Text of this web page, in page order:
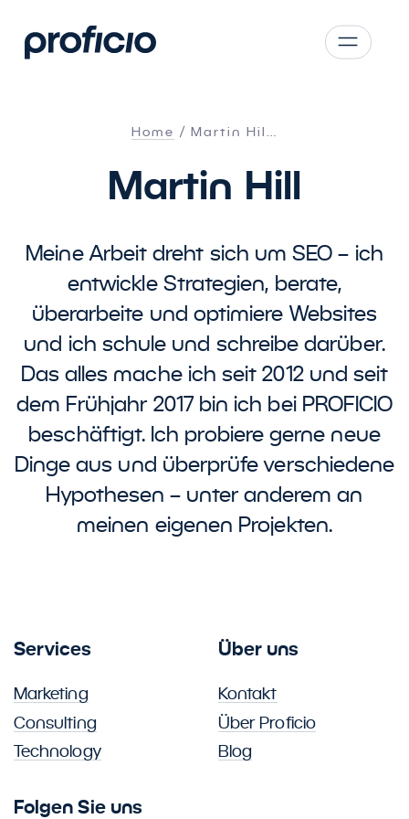
AT
Home Martin Hil…
Martin Hill
Meine Arbeit dreht sich um SEO – ich
entwickle Strategien, berate,
überarbeite und optimiere Websites
und ich schule und schreibe darüber.
Das alles mache ich seit 2012 und seit
dem Frühjahr 2017 bin ich bei PROFICIO
beschäftigt. Ich probiere gerne neue
Dinge aus und überprüfe verschiedene
Hypothesen – unter anderem an
meinen eigenen Projekten.
Services
Marketing
Consulting
Technology
Über uns
Kontakt
Über Proficio
Blog
Folgen Sie uns